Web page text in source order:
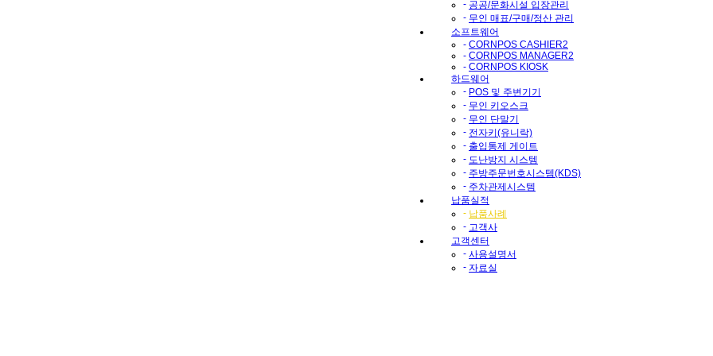
- 공공/문화시설 입장관리
- 무인 매표/구매/정산 관리
소프트웨어
- CORNPOS CASHIER2
- CORNPOS MANAGER2
- CORNPOS KIOSK
하드웨어
- POS 및 주변기기
- 무인 키오스크
- 무인 단말기
- 전자키(유니락)
- 출입통제 게이트
- 도난방지 시스템
- 주방주문번호시스템(KDS)
- 주차관제시스템
납품실적
- 납품사례
- 고객사
고객센터
- 사용설명서
- 자료실